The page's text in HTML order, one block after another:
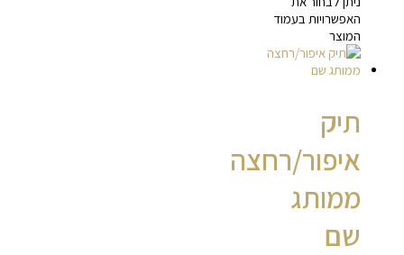
האפשרויות בעמוד
המוצר
תיק
איפור/רחצה
ממותג
שם